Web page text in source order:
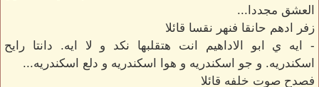
العشق مجددا...
زفر ادهم حانقا فنهر نقسا قائلا
- ايه ي ابو الاداهيم انت هتقلبها نكد و لا ايه. دانتا رايح
اسكندريه. و جو اسكندريه و هوا اسكندريه و دلع اسكندريه...
فصدح صوت خلفه قائلا